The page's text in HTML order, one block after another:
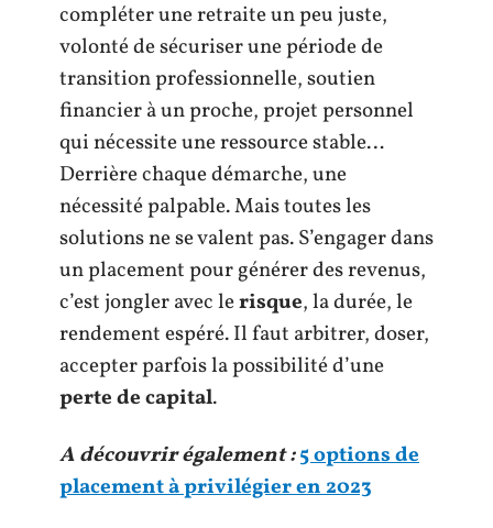
compléter une retraite un peu juste,
volonté de sécuriser une période de
transition professionnelle, soutien
financier à un proche, projet personnel
qui nécessite une ressource stable…
Derrière chaque démarche, une
nécessité palpable. Mais toutes les
solutions ne se valent pas. S’engager dans
un placement pour générer des revenus,
c’est jongler avec lerisque, la durée, le
rendement espéré. Il faut arbitrer, doser,
accepter parfois la possibilité d’une
perte de capital.
A découvrir également :5 options de
placement à privilégier en 2023